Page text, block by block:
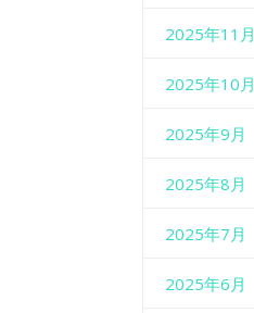
2025年11月
2025年10月
2025年9月
2025年8月
2025年7月
2025年6月